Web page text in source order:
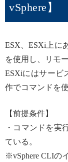
vSphere】
ESX、ESXi上に
を使用し、リモ
ESXiにはサービ
作でコマンドを
【前提条件】
・コマンドを実
ている。
※vSphere CLIの